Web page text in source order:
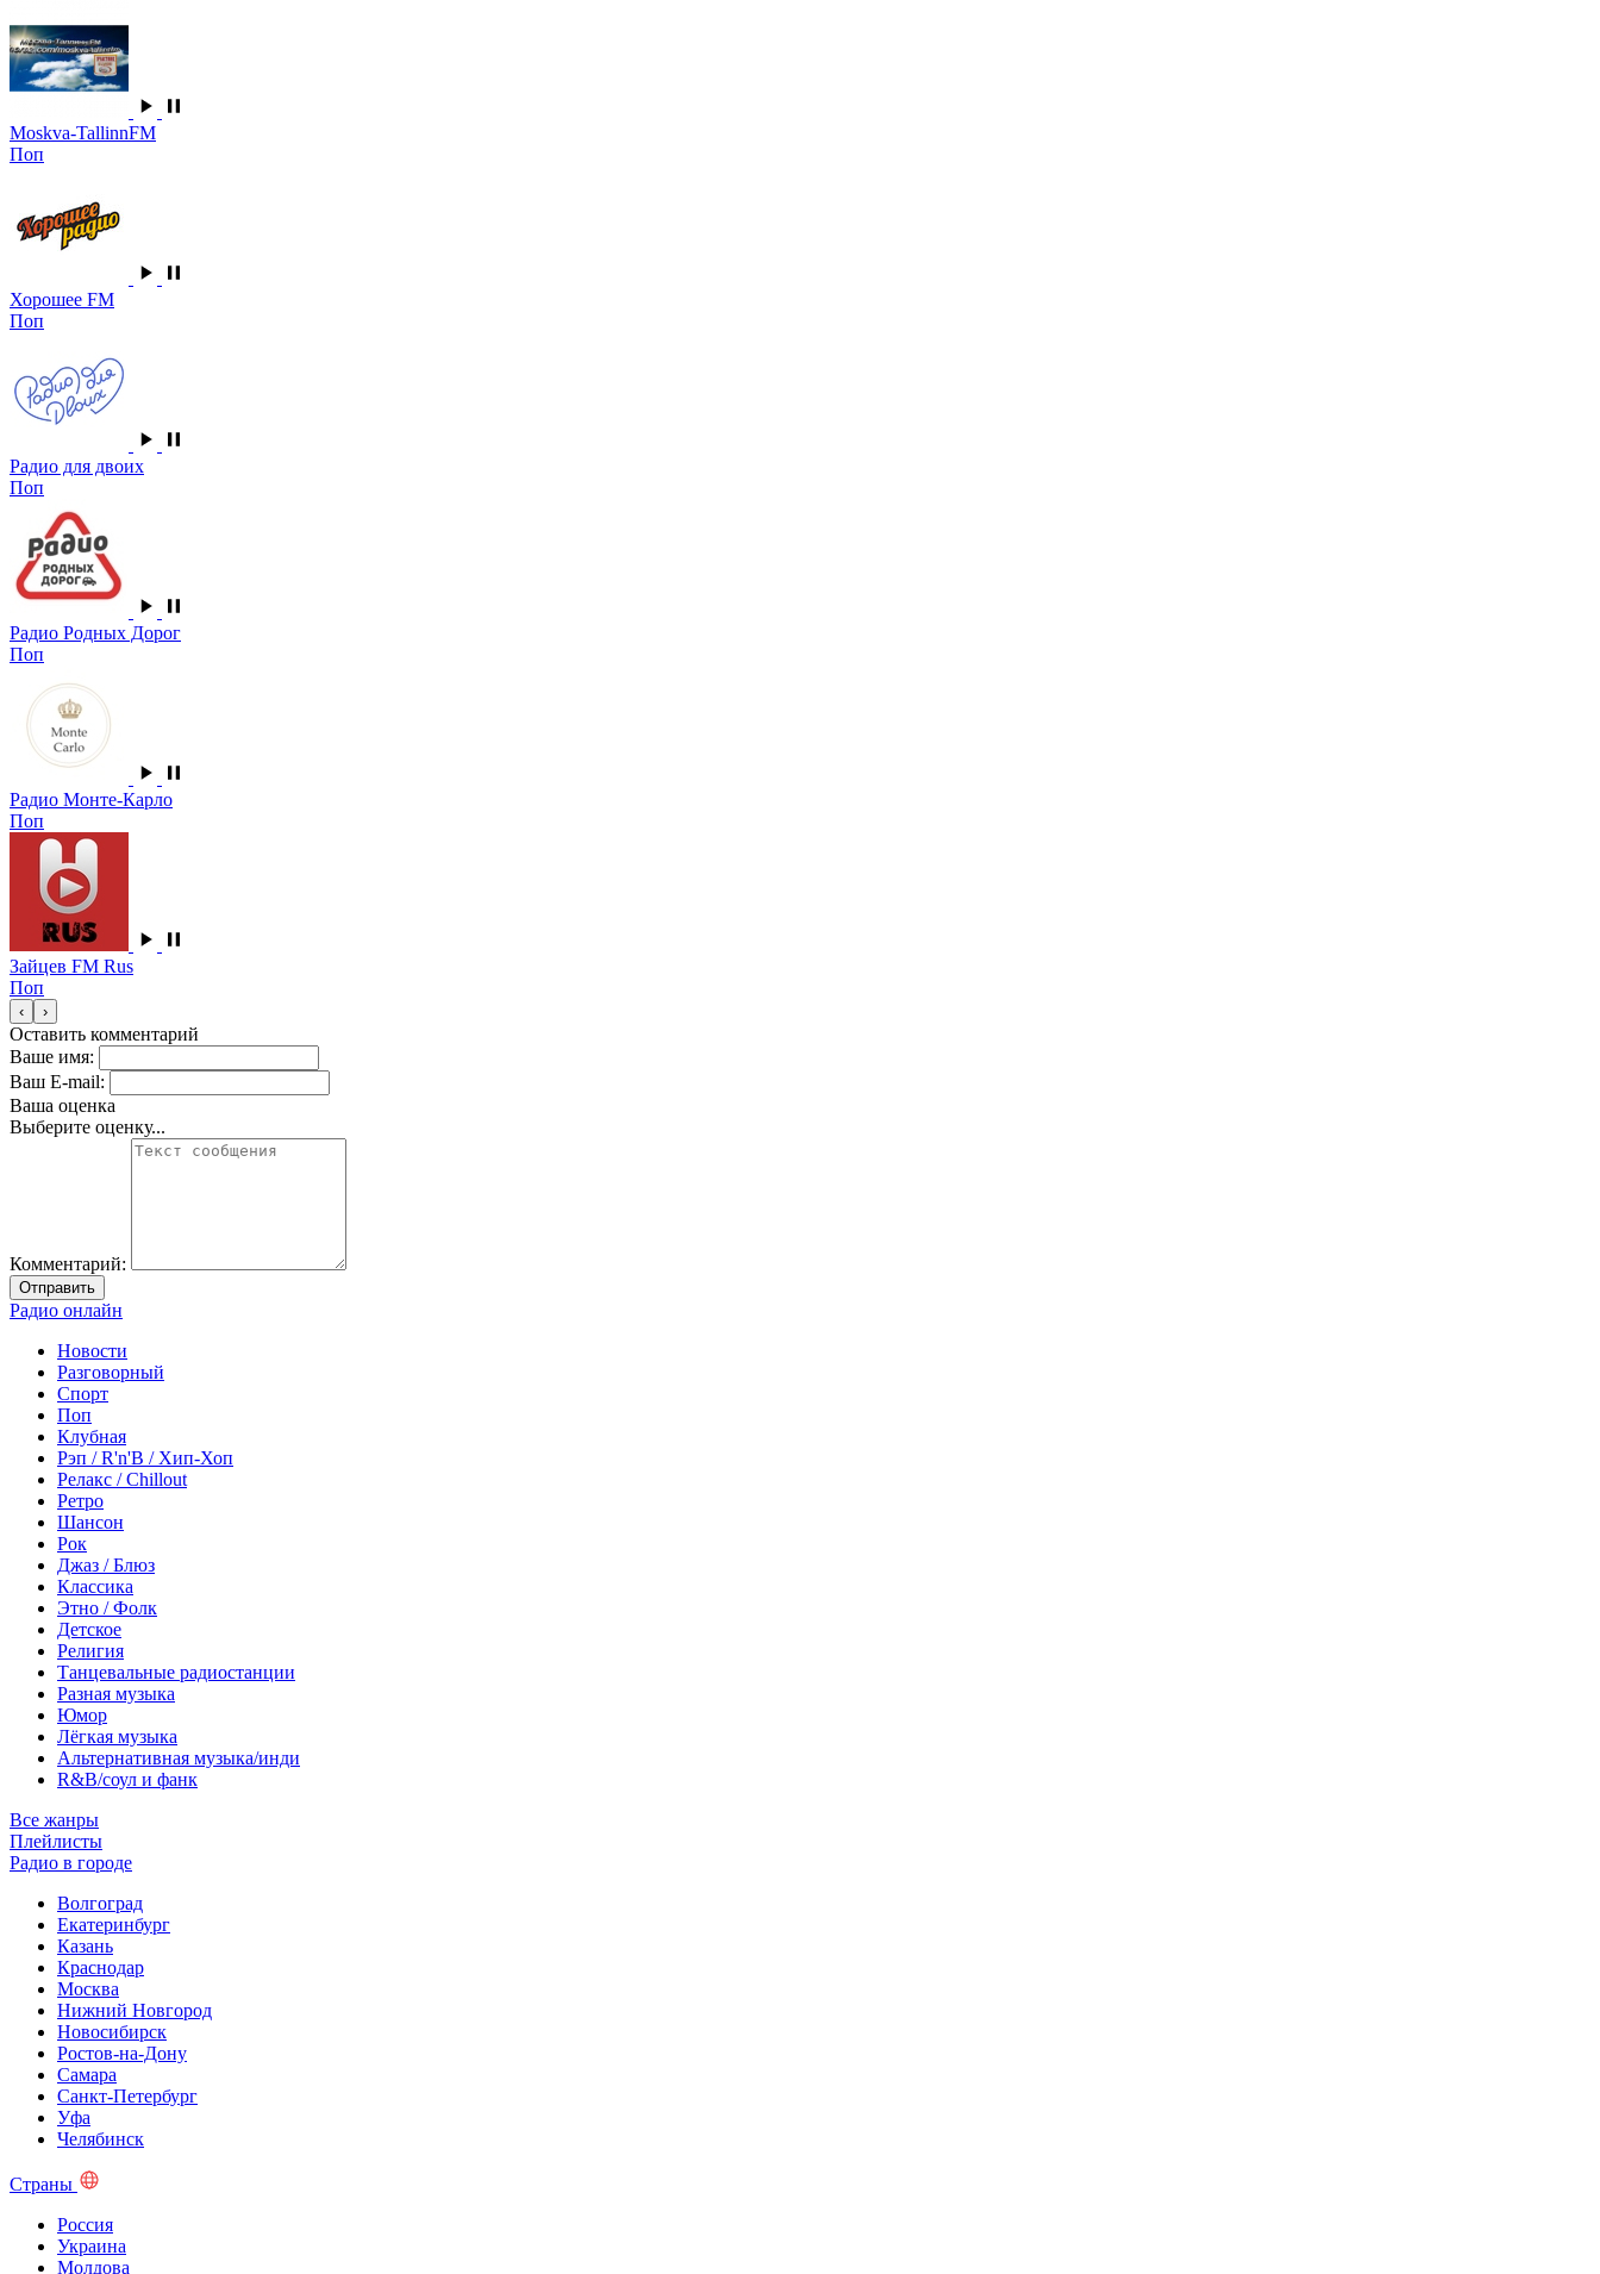
Moskva-TallinnFM
Поп
Хорошее FM
Поп
Радио для двоих
Поп
Радио Родных Дорог
Поп
Радио Монте-Карло
Поп
Зайцев FM Rus
Поп
‹ ›
Оставить комментарий
Ваше имя:
Ваш E-mail:
Ваша оценка
Выберите оценку...
Комментарий:
Отправить
Радио онлайн
Новости
Разговорный
Спорт
Поп
Клубная
Рэп / R'n'B / Хип-Хоп
Релакс / Chillout
Ретро
Шансон
Рок
Джаз / Блюз
Классика
Этно / Фолк
Детское
Религия
Танцевальные радиостанции
Разная музыка
Юмор
Лёгкая музыка
Альтернативная музыка/инди
R&B/cоул и фанк
Все жанры
Плейлисты
Радио в городе
Волгоград
Екатеринбург
Казань
Краснодар
Москва
Нижний Новгород
Новосибирск
Ростов-на-Дону
Самара
Санкт-Петербург
Уфа
Челябинск
Страны
Россия
Украина
Молдова